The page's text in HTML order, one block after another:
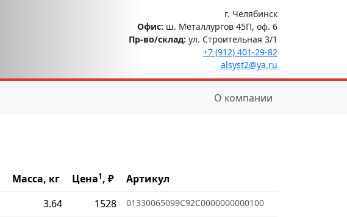
г. Челябинск
Офис: ш. Металлургов 45П, оф. 6
Пр-во/склад: ул. Строительная 3/1
+7 (912) 401-29-82
alsyst2@ya.ru
О компании
Масса, кг Цена1, ₽
Артикул
3.64 1528 01330065099C92C0000000000100